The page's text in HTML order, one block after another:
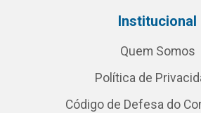
Institucional
Quem Somos
Política de
Código de Defesa do